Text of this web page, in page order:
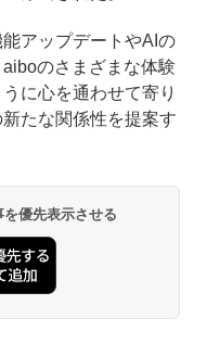
アップデートやAIの
のさまざまな体験
に心を通わせて寄り
たな関係性を提案す
優先表示させる